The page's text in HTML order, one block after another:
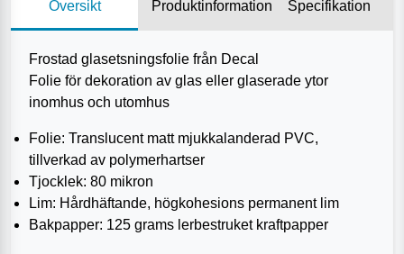
Översikt Produktinformation Specifikation
Frostad glasetsningsfolie från Decal
Folie för dekoration av glas eller glaserade ytor
inomhus och utomhus
Folie: Translucent matt mjukkalanderad PVC,
tillverkad av polymerhartser
Tjocklek: 80 mikron
Lim: Hårdhäftande, högkohesions permanent lim
Bakpapper: 125 grams lerbestruket kraftpapper